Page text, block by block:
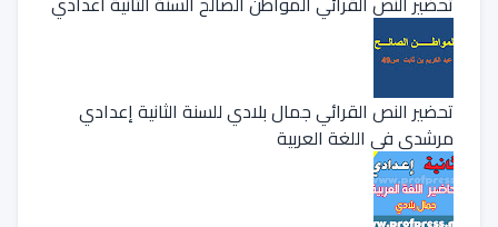
تحضير النص القرائي جمال بلادي للسنة الثانية إعدادي
مرشدي في اللغة العربية